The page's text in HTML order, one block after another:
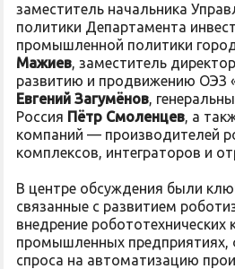
заместитель начальника
политики Департамента
промышленной политики
Мажиев, заместитель
развитию и продвижению ОЭЗ
Евгений Загумёнов,
Россия Пётр Смоленцев, а
компаний — производителей
комплексов, интеграторов и
В центре обсуждения были
связанные с развитием
внедрение робототехнических
промышленных предприятиях,
спроса на автоматизацию